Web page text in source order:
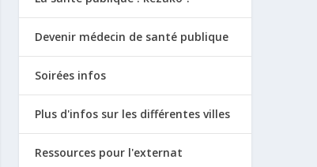
Devenir médecin de santé publique
Soirées infos
Plus d'infos sur les différentes villes
Ressources pour l'externat